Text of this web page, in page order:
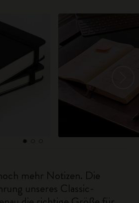
mehr Notizen. Die
unseres Classic-